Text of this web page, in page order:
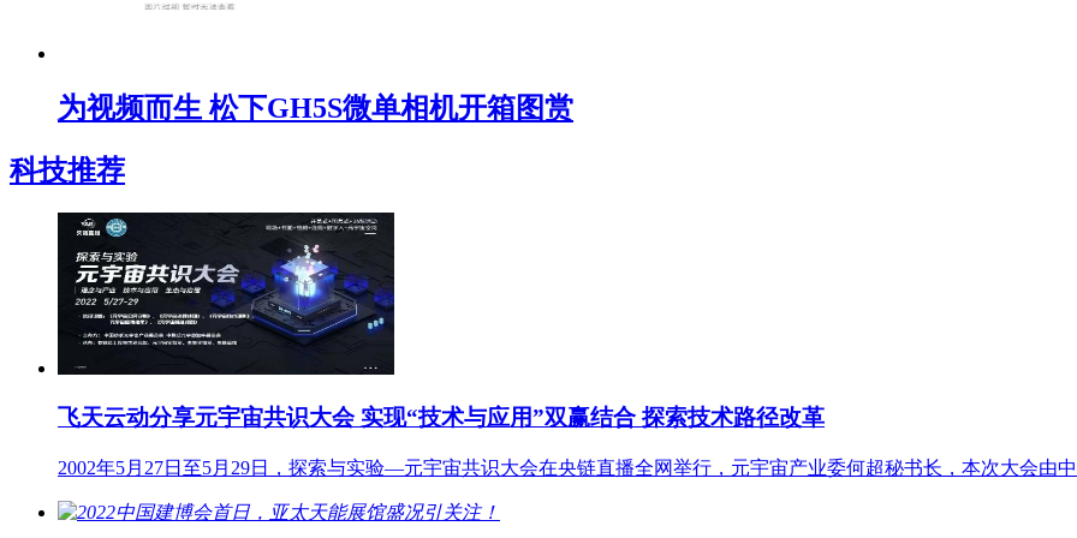
为视频而生 松下GH5S微单相机开箱图赏
科技推荐
飞天云动分享元宇宙共识大会 实现“技术与应用”双赢结合 探索技术路径改革
2002年5月27日至5月29日，探索与实验—元宇宙共识大会在央链直播全网举行，元宇宙产业委何超秘书长，本次大会由